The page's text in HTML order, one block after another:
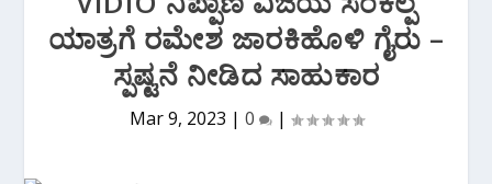
ಯಾತ್ರಗೆ ರಮೇಶ ಜಾರಕಿಹೊಳಿ ಗೈರು –
ಸ್ಪಷ್ಟನೆ ನೀಡಿದ ಸಾಹುಕಾರ
Mar 9, 2023 | 0 |